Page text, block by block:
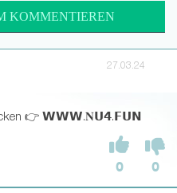
KOMMENTIEREN
27.03.24
ficken 👉 𝗪𝗪𝗪.𝐍𝗨𝟰.𝗙𝗨𝗡
0 0